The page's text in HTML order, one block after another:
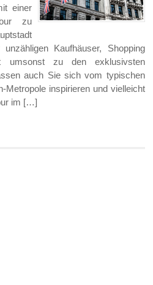
einer
zu
Kaufhäuser, Shopping
umsonst zu den exklusivsten
auch Sie sich vom typischen
Metropole inspirieren und vielleicht
im […]